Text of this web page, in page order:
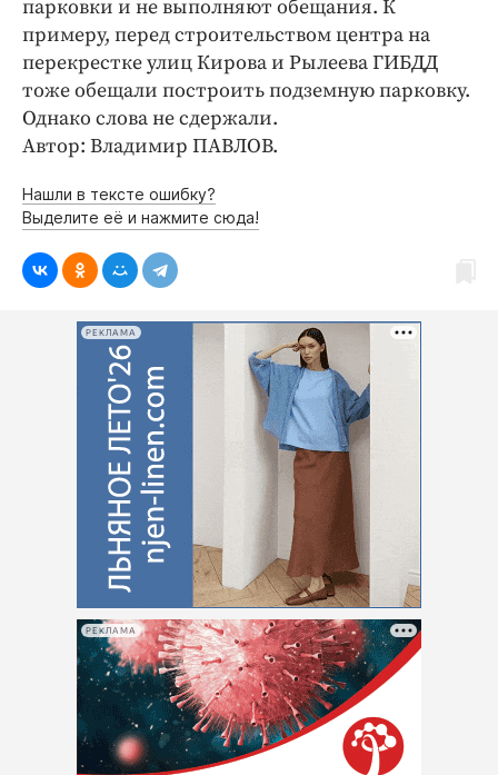
парковки и не выполняют обещания. К
примеру, перед строительством центра на
перекрестке улиц Кирова и Рылеева ГИБДД
тоже обещали построить подземную парковку.
Однако слова не сдержали.
Автор: Владимир ПАВЛОВ.
Нашли в тексте ошибку?
Выделите её и нажмите сюда!
РЕКЛАМА
РЕКЛАМА